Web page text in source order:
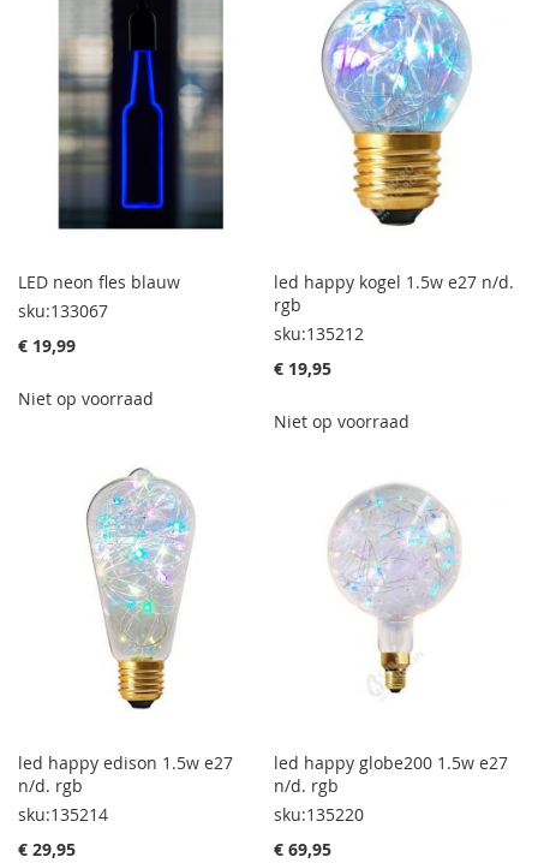
LED neon fles blauw
sku:133067
€ 19,99
Niet op voorraad
led happy kogel 1.5w e27 n/d.
rgb
sku:135212
€ 19,95
Niet op voorraad
led happy edison 1.5w e27
n/d. rgb
sku:135214
€ 29,95
led happy globe200 1.5w e27
n/d. rgb
sku:135220
€ 69,95